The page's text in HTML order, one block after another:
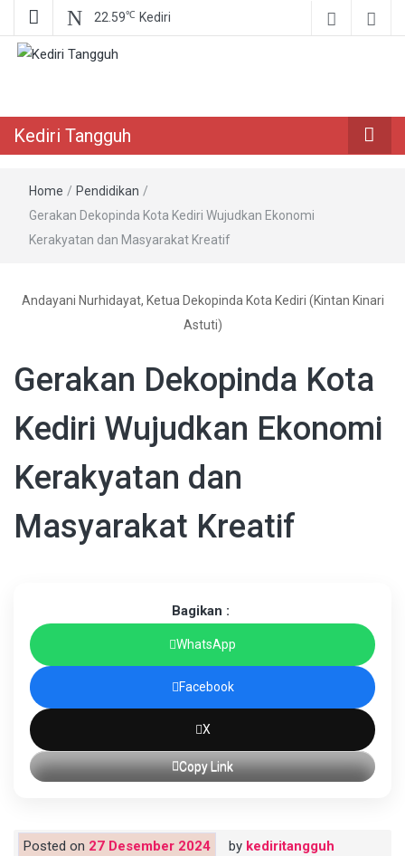
22.59℃ Kediri
Kediri Tangguh
Home / Pendidikan /
Gerakan Dekopinda Kota Kediri Wujudkan Ekonomi
Kerakyatan dan Masyarakat Kreatif
Andayani Nurhidayat, Ketua Dekopinda Kota Kediri (Kintan Kinari
Astuti)
Gerakan Dekopinda Kota
Kediri Wujudkan Ekonomi
Kerakyatan dan
Masyarakat Kreatif
Bagikan :
WhatsApp
Facebook
X
Copy Link
Posted on 27 Desember 2024 by kediritangguh